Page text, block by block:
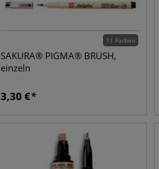
11 Farben
SAKURA® PIGMA® BRUSH,
einzeln
3,30 €